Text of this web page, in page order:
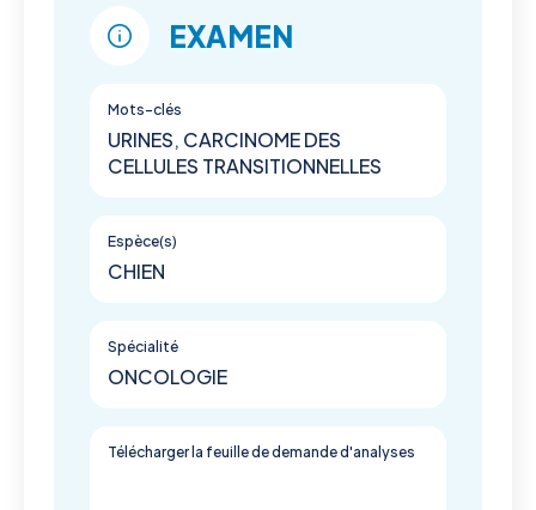
EXAMEN
Mots-clés
URINES, CARCINOME DES
CELLULES TRANSITIONNELLES
Espèce(s)
CHIEN
Spécialité
ONCOLOGIE
Télécharger la feuille de demande d'analyses